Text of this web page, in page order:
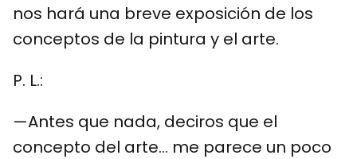
nos hará una breve exposición de los
conceptos de la pintura y el arte.
P. L.:
—Antes que nada, deciros que el
concepto del arte… me parece un poco